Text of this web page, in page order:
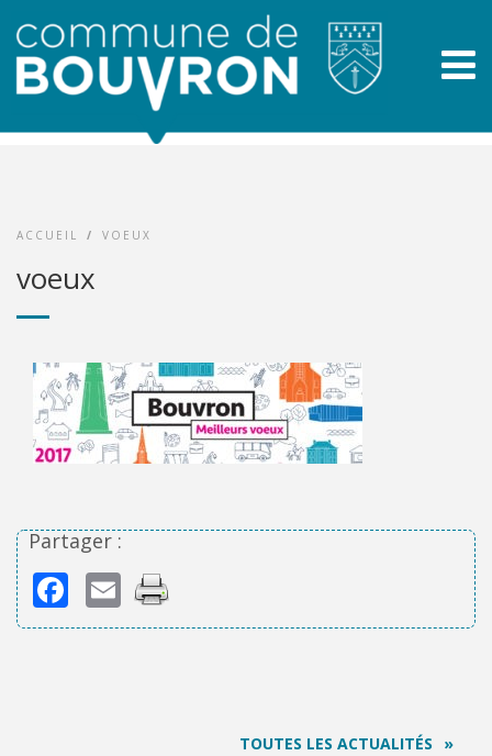
ACCUEIL / VOEUX
voeux
Partager :
Facebook
Email
TOUTES LES ACTUALITÉS